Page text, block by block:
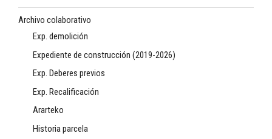
Archivo colaborativo
Exp. demolición
Expediente de construcción (2019-2026)
Exp. Deberes previos
Exp. Recalificación
Ararteko
Historia parcela